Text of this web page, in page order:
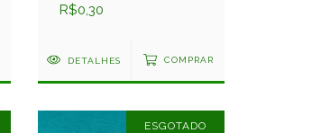
R$0,30
DETALHES COMPRAR
ESGOTADO